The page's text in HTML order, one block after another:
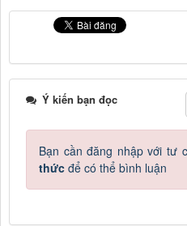
Ý kiến bạn đọc
Bạn cần đăng nhập với tư
thức để có thể bình luận